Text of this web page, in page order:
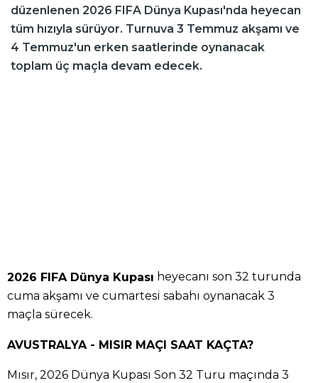
düzenlenen 2026 FIFA Dünya Kupası'nda heyecan
tüm hızıyla sürüyor. Turnuva 3 Temmuz akşamı ve
4 Temmuz'un erken saatlerinde oynanacak
toplam üç maçla devam edecek.
2026 FIFA Dünya Kupası heyecanı son 32 turunda
cuma akşamı ve cumartesi sabahı oynanacak 3
maçla sürecek.
AVUSTRALYA - MISIR MAÇI SAAT KAÇTA?
Mısır, 2026 Dünya Kupası Son 32 Turu maçında 3